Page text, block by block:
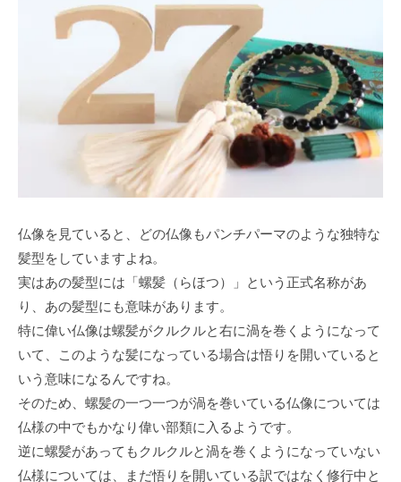
仏像を見ていると、どの仏像もパンチパーマのような独特な
髪型をしていますよね。
実はあの髪型には「螺髪（らほつ）」という正式名称があ
り、あの髪型にも意味があります。
特に偉い仏像は螺髪がクルクルと右に渦を巻くようになって
いて、このような髪になっている場合は悟りを開いていると
いう意味になるんですね。
そのため、螺髪の一つ一つが渦を巻いている仏像については
仏様の中でもかなり偉い部類に入るようです。
逆に螺髪があってもクルクルと渦を巻くようになっていない
仏様については、まだ悟りを開いている訳ではなく修行中と